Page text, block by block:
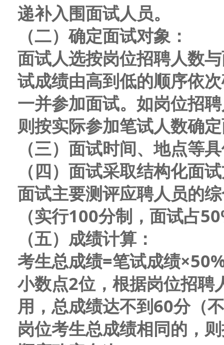
递补入围面试人员。
（二）确定面试对象：
面试人选按岗位招聘人数
试成绩由高到低的顺序依次
一并参加面试。 如岗位招
则按实际参加笔试人数确
（三）面试时间、地点等
（四） 面试采取结构化面
面试主要测评应聘人员的
（实行100分制， 面试占
（五）成绩计算：
考生总成绩=笔试成绩×
小数点2位， 根据岗位招聘
用 ， 总成绩达不到60分（
岗位考生总成绩相同的，